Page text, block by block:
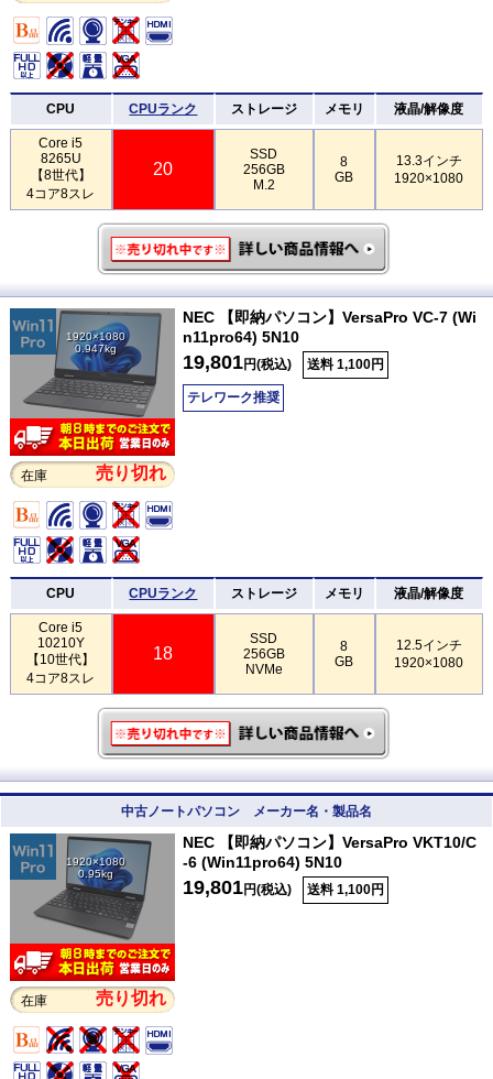
CPU CPUランク ストレージ メモリ 液晶/解像度
Core i5
8265U
【8世代】
4コア8スレ
20
SSD
256GB
M.2
8
GB
13.3インチ
1920×1080
1920×1080
0.947kg
在庫 売り切れ
NEC 【即納パソコン】VersaPro VC-7 (Wi
n11pro64) 5N10
19,801円(税込) 送料 1,100円
テレワーク推奨
CPU CPUランク ストレージ メモリ 液晶/解像度
Core i5
10210Y
【10世代】
4コア8スレ
18
SSD
256GB
NVMe
8
GB
12.5インチ
1920×1080
中古ノートパソコン メーカー名・製品名
1920×1080
0.95kg
在庫 売り切れ
NEC 【即納パソコン】VersaPro VKT10/C
-6 (Win11pro64) 5N10
19,801円(税込) 送料 1,100円